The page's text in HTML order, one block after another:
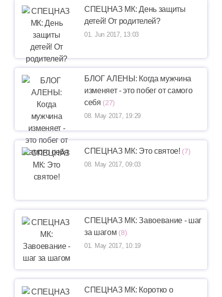
СПЕЦНАЗ МК: День защиты
детей! От родителей?
01. Jun 2017, 13:03
БЛОГ АЛЕНЫ: Когда мужчина
изменяет - это побег от самого
себя (27)
08. May 2017, 19:29
СПЕЦНАЗ МК: Это святое! (7)
08. May 2017, 09:03
СПЕЦНАЗ МК: Завоевание - шаг
за шагом (8)
01. May 2017, 10:19
СПЕЦНАЗ МК: Коротко о